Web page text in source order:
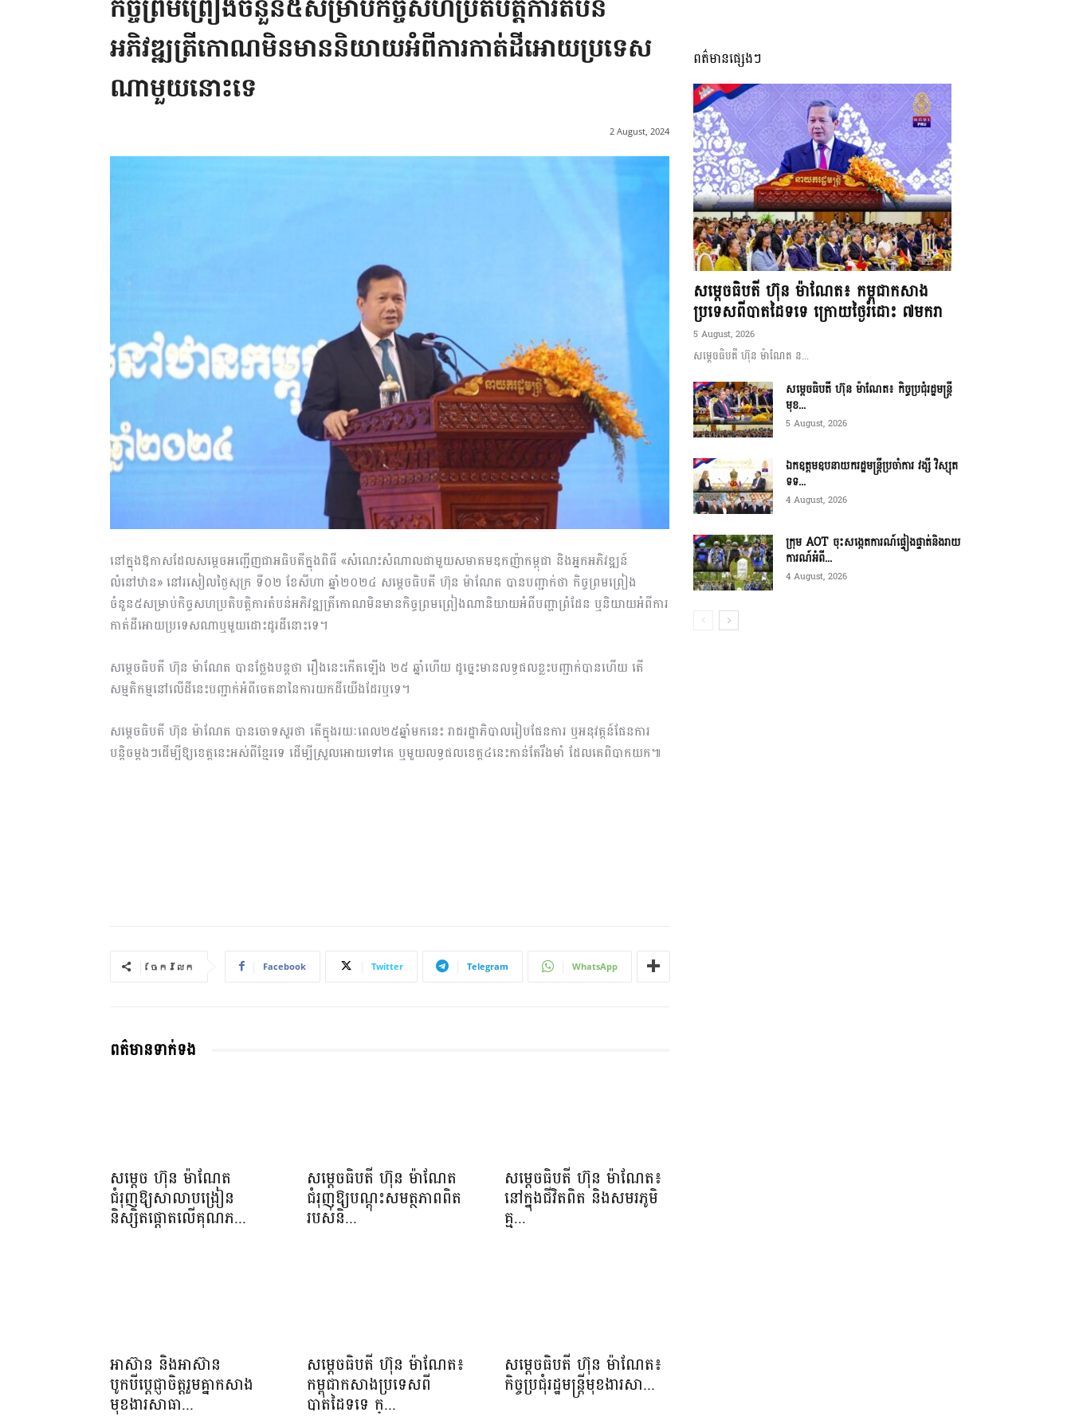
ព័ត៌មាន​
និង
ប្រតិកម្ម
កិច្ចព្រមព្រៀងចំនួន៥សម្រាប់កិច្ចសហប្រតិបត្តិការតំបន់
អភិវឌ្ឍត្រីកោណមិនមាននិយាយអំពីការកាត់ដីអោយប្រទេស
ណាមួយនោះទេ
2 August, 2024
នៅក្នុងឱកាសដែលសម្តេចអញ្ជើញជាអធិបតីក្នុងពិធី «សំណេះសំណាលជាមួយសមាគមឧកញ៉ាកម្ពុជា និងអ្នកអភិវឌ្ឍន៍
លំនៅឋាន» នៅរសៀលថ្ងៃសុក្រ ទី០២ ខែសីហា ឆ្នាំ២០២៤ សម្តេចធិបតី ហ៊ុន ម៉ាណែត បានបញ្ជាក់ថា កិច្ចព្រមព្រៀង
ចំនួន៥សម្រាប់កិច្ចសហប្រតិបត្តិការតំបន់អភិវឌ្ឍត្រីកោណមិនមានកិច្ចព្រមព្រៀងណានិយាយអំពីបញ្ហាព្រំដែន ឬនិយាយអំពីការ
កាត់ដីអោយប្រទេសណាឬមួយដោះដូរដីនោះទេ។
សម្តេចធិបតី ហ៊ុន ម៉ាណែត បានថ្លែងបន្តថា រឿងនេះកើតឡើង ២៥ ឆ្នាំហើយ ដូច្នេះមានលទ្ធផលខ្លះបញ្ជាក់បានហើយ តើ
សម្មតិកម្មនៅលើដីនេះបញ្ជាក់អំពីចេតនានៃការយកដីយើងដែរឬទេ។
សម្តេចធិបតី ហ៊ុន ម៉ាណែត បានចោទសួរថា តើក្នុងរយៈពេល២៥ឆ្នាំមកនេះ រាជរដ្ឋាភិបាលរៀបផែនការ ឬអនុវត្តន៍ផែនការ
បន្តិចម្តងៗដើម្បីឱ្យខេត្តនេះអស់ពីខ្មែរទេ ដើម្បីស្រួលអោយទៅគេ ឬមួយលទ្ធផលខេត្ត៤នេះកាន់តែរឹងមាំ ដែលគេពិបាកយក៕
ចែករំលែក Facebook Twitter Telegram WhatsApp
ពត៌មានទាក់ទង
សម្តេច ហ៊ុន ម៉ាណែត
ជំរុញឱ្យសាលាបង្រៀន
និស្សិតផ្តោតលើគុណភ...
សម្តេចធិបតី ហ៊ុន ម៉ាណែត
ជំរុញឱ្យបណ្តុះសមត្ថភាពពិត
របស់និ...
សម្តេចធិបតី ហ៊ុន ម៉ាណែត៖
នៅក្នុងជីវិតពិត និងសមរភូមិ
គ្ម...
អាស៊ាន និងអាស៊ាន
បូកបីប្តេជ្ញាចិត្តរួមគ្នាកសាង
មុខងារសាធា...
សម្ដេចធិបតី ហ៊ុន ម៉ាណែត៖
កម្ពុជាកសាងប្រទេសពី
បាតដៃទទេ ក្...
សម្ដេចធិបតី ហ៊ុន ម៉ាណែត៖
កិច្ចប្រជុំរដ្ឋមន្ត្រីមុខងារសា...
ពត៌មានផ្សេងៗ
សម្ដេចធិបតី ហ៊ុន ម៉ាណែត៖ កម្ពុជាកសាង
ប្រទេសពីបាតដៃទទេ ក្រោយថ្ងៃរំដោះ ៧មករា
5 August, 2026
សម្ដេចធិបតី ហ៊ុន ម៉ាណែត ន...
សម្ដេចធិបតី ហ៊ុន ម៉ាណែត៖ កិច្ចប្រជុំរដ្ឋមន្ត្រី
មុខ...
5 August, 2026
ឯកឧត្តមឧបនាយករដ្ឋមន្ត្រីប្រចាំការ វង្សី វិស្សុត
ទទ...
4 August, 2026
ក្រុម AOT ចុះសង្កេតការណ៍ផ្ទៀងផ្ទាត់និងរាយ
ការណ៍អំពី...
4 August, 2026